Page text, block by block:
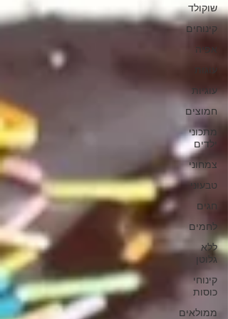
שוקולד
קינוחים
אפיה
עוגות
עוגיות
חמוצים
מתכוני
ילדים
צמחוני
טבעוני
חגים
לחמים
ללא
גלוטן
קינוחי
כוסות
ממולאים